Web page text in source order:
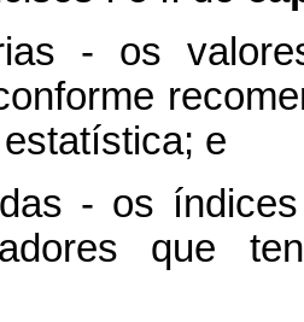
- os
e
- os
que